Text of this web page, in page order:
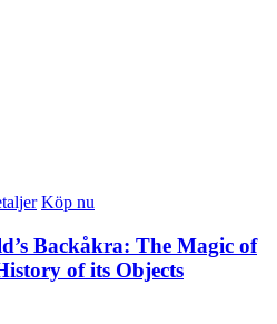
Köp nu
Backåkra: The Magic of
of its Objects